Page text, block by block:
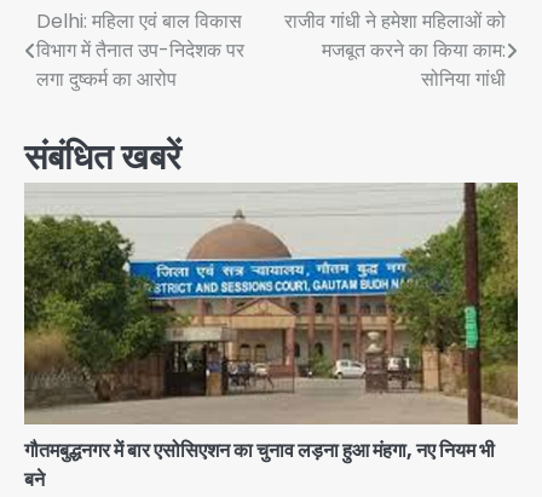
Post
navigation
Delhi: महिला एवं बाल विकास
विभाग में तैनात उप-निदेशक पर
लगा दुष्कर्म का आरोप
राजीव गांधी ने हमेशा महिलाओं को
मजबूत करने का किया काम:
सोनिया गांधी
संबंधित खबरें
गौतमबुद्धनगर में बार एसोसिएशन का चुनाव लड़ना हुआ मंहगा, नए नियम भी
बने